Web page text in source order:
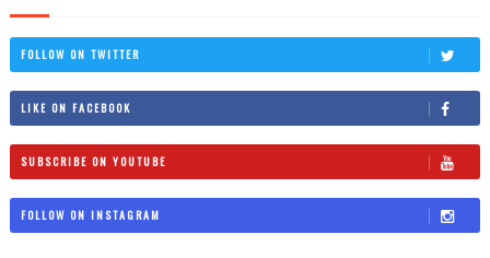
FOLLOW ON TWITTER
LIKE ON FACEBOOK
SUBSCRIBE ON YOUTUBE
FOLLOW ON INSTAGRAM